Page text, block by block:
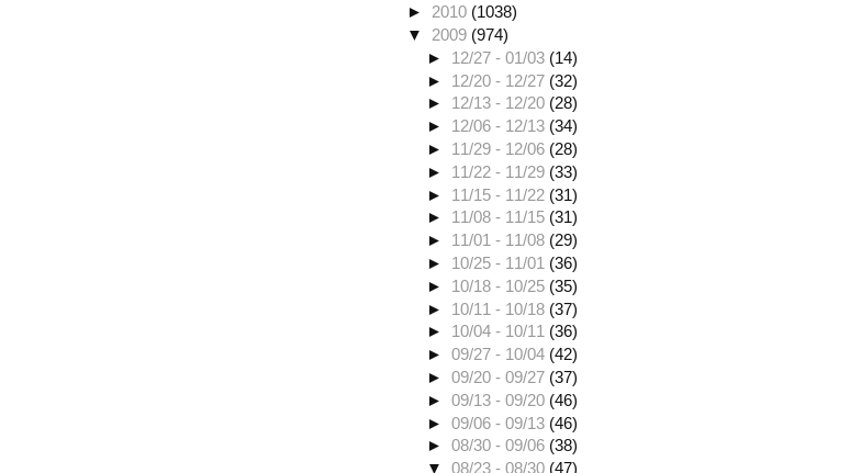
► 2010 (1038)
▼ 2009 (974)
► 12/27 - 01/03 (14)
► 12/20 - 12/27 (32)
► 12/13 - 12/20 (28)
► 12/06 - 12/13 (34)
► 11/29 - 12/06 (28)
► 11/22 - 11/29 (33)
► 11/15 - 11/22 (31)
► 11/08 - 11/15 (31)
► 11/01 - 11/08 (29)
► 10/25 - 11/01 (36)
► 10/18 - 10/25 (35)
► 10/11 - 10/18 (37)
► 10/04 - 10/11 (36)
►09/27 - 10/04 (42)
►09/20 - 09/27 (37)
►09/13 - 09/20 (46)
►09/06 - 09/13 (46)
►08/30 - 09/06 (38)
▼08/23 - 08/30 (47)